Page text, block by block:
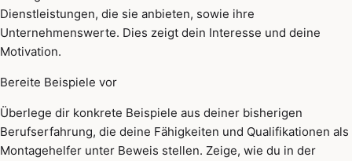
Dienstleistungen, die sie anbieten, sowie ihre
Unternehmenswerte. Dies zeigt dein Interesse und deine
Motivation.
Bereite Beispiele vor
Überlege dir konkrete Beispiele aus deiner bisherigen
Berufserfahrung, die deine Fähigkeiten und Qualifikationen als
Montagehelfer unter Beweis stellen. Zeige, wie du in der